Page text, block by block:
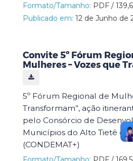
Formato/Tamanho: PDF /
Publicado em: 12 de Junho de
Convite 5º Fórum
Mulheres – Vozes que
5º Fórum Regional de
Transformam”, ação
pelo Consórcio de
Municípios do Alto Tietê e
(CONDEMAT+)